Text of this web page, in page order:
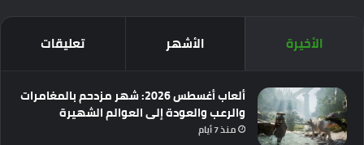
الأخيرة الأشهر تعليقات
ألعاب أغسطس 2026: شهر مزدحم بالمغامرات
والرعب والعودة إلى العوالم الشهيرة
منذ 7 أيام